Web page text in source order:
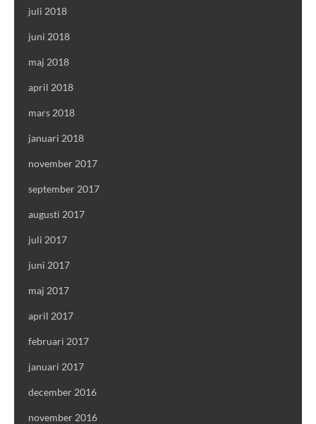
juli 2018
juni 2018
maj 2018
april 2018
mars 2018
januari 2018
november 2017
september 2017
augusti 2017
juli 2017
juni 2017
maj 2017
april 2017
februari 2017
januari 2017
december 2016
november 2016